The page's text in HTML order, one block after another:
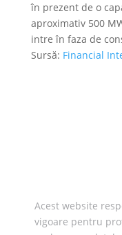
în prezent de o
aproximativ 500
intre în faza de
Sursă: Financial
Acest website
vigoare pentru